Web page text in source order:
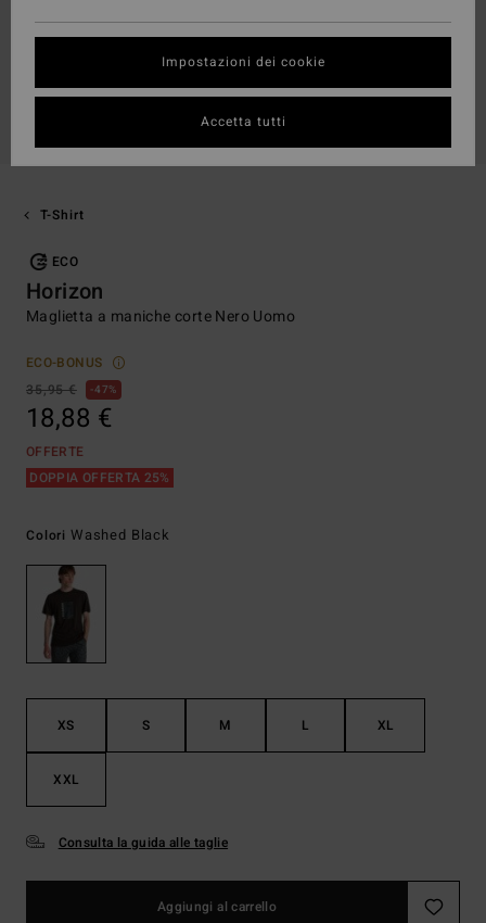
T-Shirt
ECO
Horizon
Maglietta a maniche corte Nero Uomo
ECO-BONUS
35,95 €
47%
18,88 €
OFFERTE
DOPPIA OFFERTA 25%
Colori Washed Black
XS S M L XL
XXL
Consulta la guida alle taglie
Aggiungi al carrello
Impostazioni dei cookie
Accetta tutti